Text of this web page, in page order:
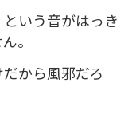
いう音がはっき
。
から風邪だろ